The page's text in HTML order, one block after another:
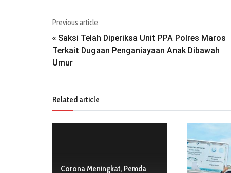
Previous article
« Saksi Telah Diperiksa Unit PPA Polres Maros
Terkait Dugaan Penganiayaan Anak Dibawah
Umur
Related article
Corona Meningkat, Pemda